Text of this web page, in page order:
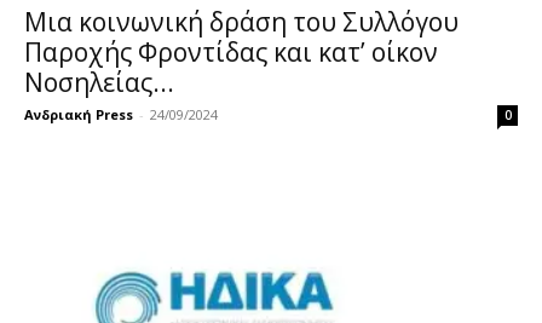
Μια κοινωνική δράση του Συλλόγου
Παροχής Φροντίδας και κατ’ οίκον
Νοσηλείας...
Ανδριακή Press - 24/09/2024 0